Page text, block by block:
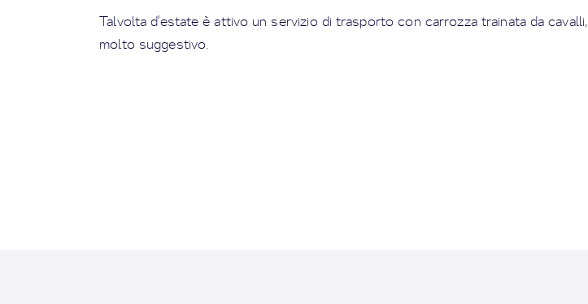
Talvolta d'estate è attivo un servizio di trasporto con carrozza trainata da cavalli,
molto suggestivo.